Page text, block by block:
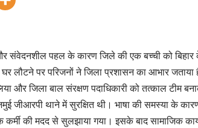
संवेदनशील पहल के कारण जिले की एक बच्ची को
लौटने पर परिजनों ने जिला प्रशासन का आभार
और जिला बाल संरक्षण पदाधिकारी को तत्काल टीम
जीआरपी थाने में सुरक्षित थी। भाषा की समस्या के
की मदद से सुलझाया गया। इसके बाद सामाजिक